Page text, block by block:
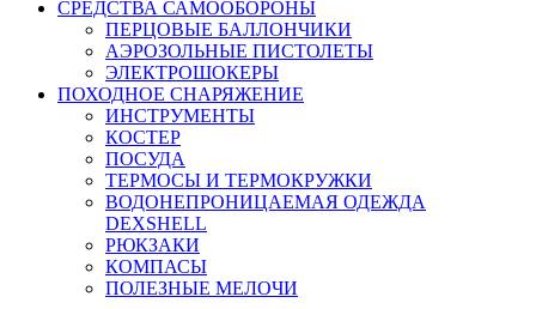
СРЕДСТВА САМООБОРОНЫ
ПЕРЦОВЫЕ БАЛЛОНЧИКИ
АЭРОЗОЛЬНЫЕ ПИСТОЛЕТЫ
ЭЛЕКТРОШОКЕРЫ
ПОХОДНОЕ СНАРЯЖЕНИЕ
ИНСТРУМЕНТЫ
КОСТЕР
ПОСУДА
ТЕРМОСЫ И ТЕРМОКРУЖКИ
ВОДОНЕПРОНИЦАЕМАЯ ОДЕЖДА
DEXSHELL
РЮКЗАКИ
КОМПАСЫ
ПОЛЕЗНЫЕ МЕЛОЧИ